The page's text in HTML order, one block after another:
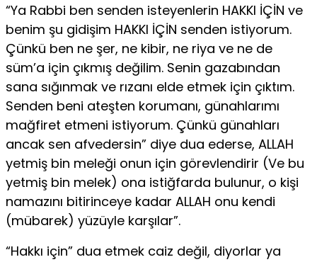
“Ya Rabbi ben senden isteyenlerin HAKKI İÇİN ve
benim şu gidişim HAKKI İÇİN senden istiyorum.
Çünkü ben ne şer, ne kibir, ne riya ve ne de
süm’a için çıkmış değilim. Senin gazabından
sana sığınmak ve rızanı elde etmek için çıktım.
Senden beni ateşten korumanı, günahlarımı
mağfiret etmeni istiyorum. Çünkü günahları
ancak sen afvedersin” diye dua ederse, ALLAH
yetmiş bin meleği onun için görevlendirir (Ve bu
yetmiş bin melek) ona istiğfarda bulunur, o kişi
namazını bitirinceye kadar ALLAH onu kendi
(mübarek) yüzüyle karşılar”.
“Hakkı için” dua etmek caiz değil, diyorlar ya